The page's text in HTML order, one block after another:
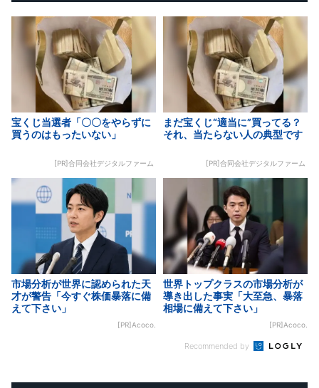
宝くじ当選者「〇〇をやらずに
買うのはもったいない」
[PR]合同会社デジタルファーム
まだ宝くじ“適当に”買ってる？
それ、当たらない人の典型です
[PR]合同会社デジタルファーム
市場分析が世界に認められた天
才が警告「今すぐ株価暴落に備
えて下さい」
[PR]Acoco.
世界トップクラスの市場分析が
導き出した事実「大至急、暴落
相場に備えて下さい」
[PR]Acoco.
Recommended by